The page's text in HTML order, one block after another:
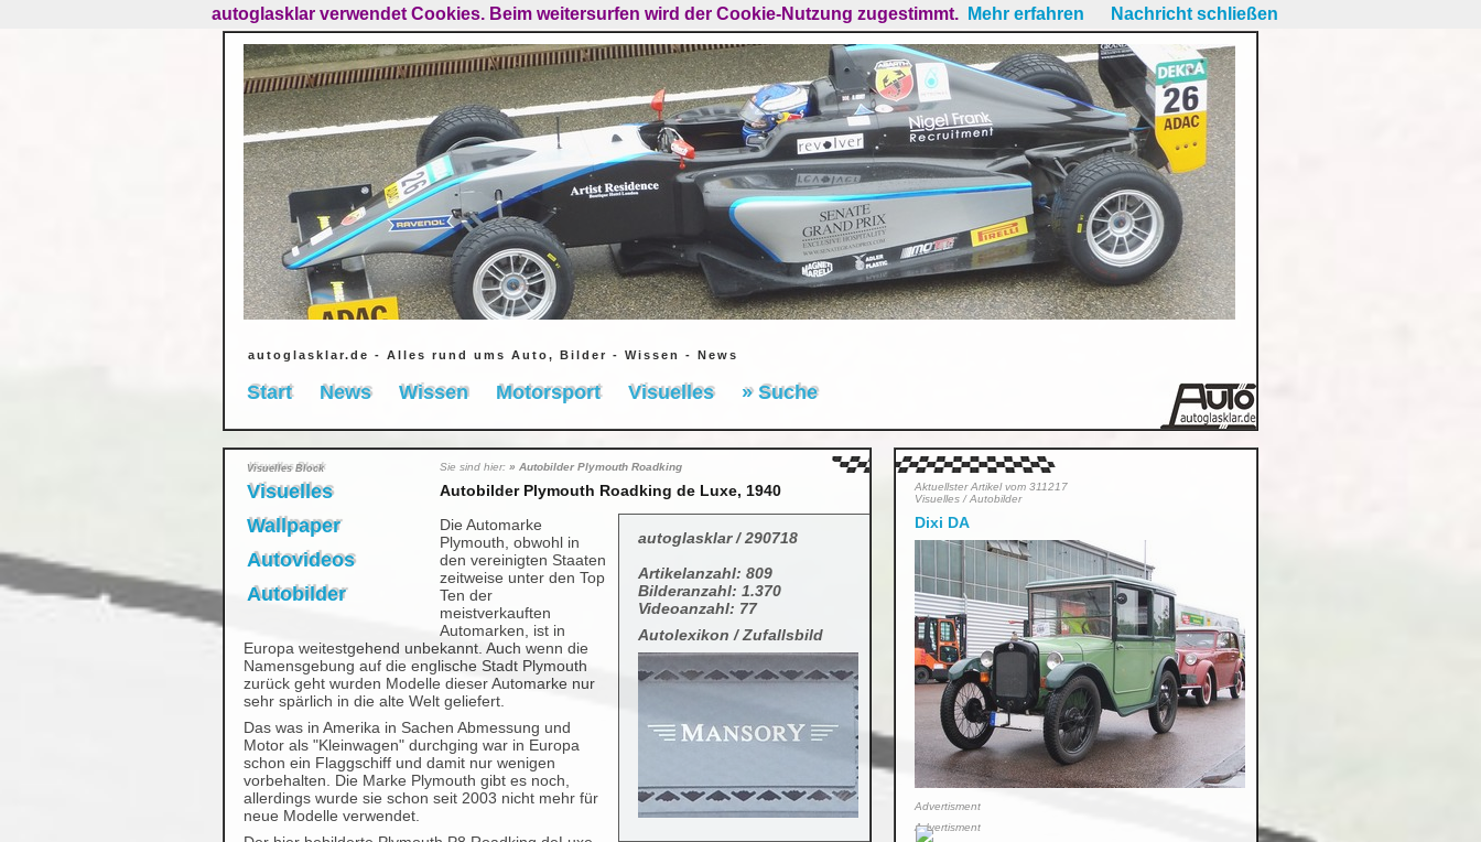
autoglasklar.de - Alles rund ums Auto, Bilder - Wissen - News
Start News Wissen Motorsport Visuelles » Suche
Visuelles Block
Visuelles
Wallpaper
Autovideos
Autobilder
Sie sind hier: » Autobilder Plymouth Roadking
Autobilder Plymouth Roadking de Luxe, 1940
autoglasklar / 290718
Artikelanzahl: 809
Bilderanzahl: 1.370
Videoanzahl: 77
Autolexikon / Zufallsbild
Die Automarke
Plymouth, obwohl in
den vereinigten Staaten
zeitweise unter den Top
Ten der
meistverkauften
Automarken, ist in
Europa weitestgehend unbekannt. Auch wenn die
Namensgebung auf die englische Stadt Plymouth
zurück geht wurden Modelle dieser Automarke nur
sehr spärlich in die alte Welt geliefert.
Das was in Amerika in Sachen Abmessung und
Motor als "Kleinwagen" durchging war in Europa
schon ein Flaggschiff und damit nur wenigen
vorbehalten. Die Marke Plymouth gibt es noch,
allerdings wurde sie schon seit 2003 nicht mehr für
neue Modelle verwendet.
Aktuellster Artikel vom 311217
Visuelles / Autobilder
Dixi DA
Advertisment
Advertisment
autoglasklar verwendet Cookies. Beim weitersurfen wird der Cookie-Nutzung zugestimmt. Mehr erfahren Nachricht schließen